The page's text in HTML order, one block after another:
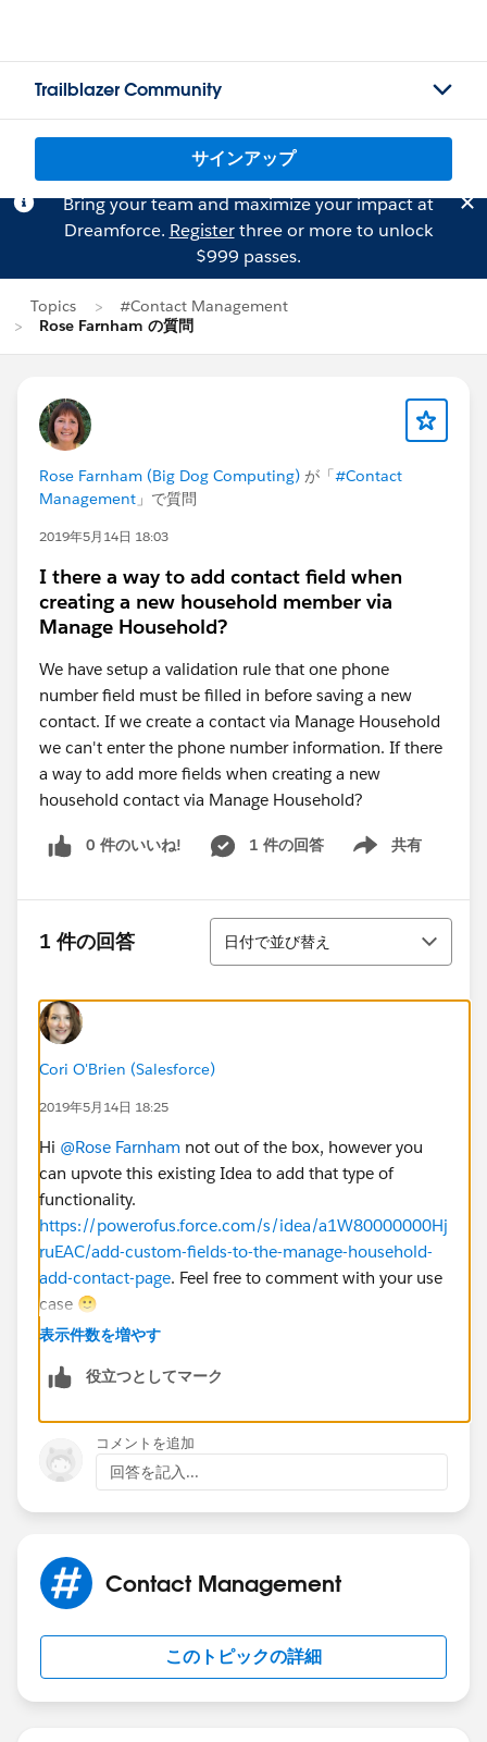
Trailblazer Community
サインアップ
Bring your team and maximize your impact at
Dreamforce. Registerthree or more to unlock
$999 passes.
Topics
#Contact Management
Rose Farnham の質問
Rose Farnham (Big Dog Computing) が「#Contact
Management 」で質問
2019年5月14日 18:03
I there a way to add contact field when
creating a new household member via
Manage Household?
We have setup a validation rule that one phone
number field must be filled in before saving a new
contact. If we create a contact via Manage Household
we can't enter the phone number information. If there
a way to add more fields when creating a new
household contact via Manage Household?
0 件のいいね! 1 件の回答 共有
Show menu
1 件の回答
並び替え
日付で並び替え
Cori O'Brien (Salesforce)
2019年5月14日 18:25
Hi @Rose Farnham ​ not out of the box, however you
can upvote this existing Idea to add that type of
functionality.
https://powerofus.force.com/s/idea/a1W80000000Hj
ruEAC/add-custom-fields-to-the-manage-household-
add-contact-page. Feel free to comment with your use
case 🙂
表示件数を増やす
役立つとしてマーク
コメントを追加
回答を記入...
Contact Management
このトピックの詳細